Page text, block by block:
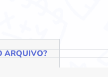
ARQUIVO?